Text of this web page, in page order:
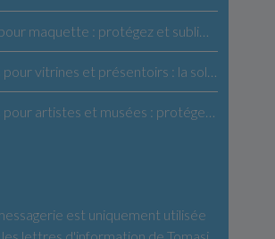
est uniquement utilisée
lettres d'information de Tomasi